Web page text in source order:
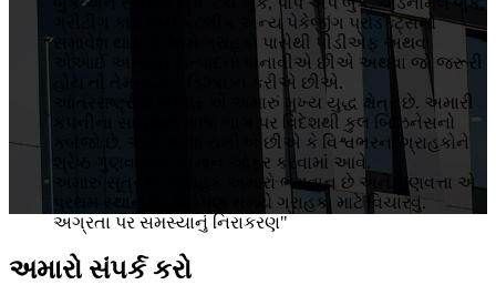
ગ્રીટીંગ કાર્ડ અને કેટલીક અન્ય પેકેજીંગ પ્રોડક્ટ્સનો
સમાવેશ થાય છે.અમે ગ્રાહકો પાસેથી પીડીએફ અથવા
એઆઈ અનુસાર ઉત્પાદનો બનાવીએ છીએ અથવા જો જરૂરી
હોય તો તેમના માટે ડિઝાઇન કરીએ છીએ.
આંતરરાષ્ટ્રીય બજાર એ અમારું મુખ્ય યુદ્ધ ક્ષેત્ર છે. અમારી
કંપનીના સાહસના 80% ભાગ પર વિદેશથી કુલ બિઝનેસનો
કબજો છે. અમે આશા રાખીએ છીએ કે વિશ્વભરના ગ્રાહકોને
શ્રેષ્ઠ ગુણવત્તાનો સામાન ઓફર કરવામાં આવે.
અમારું સૂત્ર છે "ગ્રાહક અમારો ભગવાન છે અને ગુણવત્તા એ
પ્રથમ સ્થાને છે .કોઈપણ સમયે ગ્રાહકો માટે વિચારવું.
અગ્રતા પર સમસ્યાનું નિરાકરણ"
અમારો સંપર્ક કરો